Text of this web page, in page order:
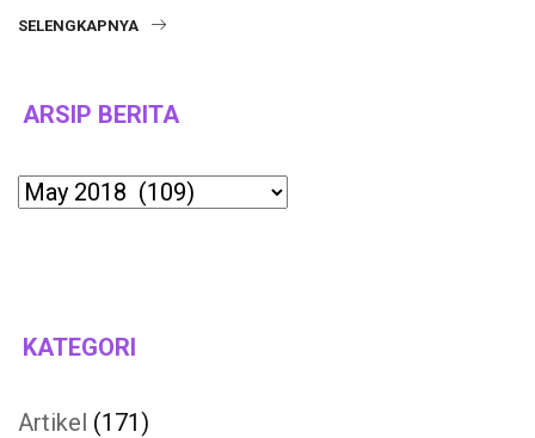
SELENGKAPNYA
ARSIP BERITA
Archives
KATEGORI
Artikel (171)